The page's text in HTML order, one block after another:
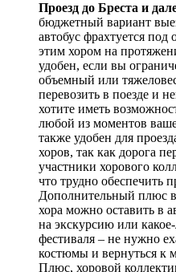
Проезд до Бреста и
бюджетный вариант
автобус фрахтуется под
этим хором на
удобен, если вы
объемный или
перевозить в поезде и
хотите иметь
любой из моментов
также удобен для
хоров, так как дорога
участники хорового
что трудно обеспечить
Дополнительный плюс
хора можно оставить в
на экскурсию или
фестиваля – не нужно
костюмы и вернуться к
Плюс, хоровой